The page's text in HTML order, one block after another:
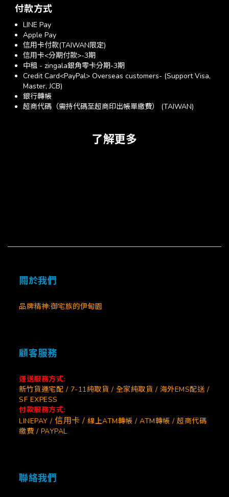
付款方式
LINE Pay
Apple Pay
信用卡付款(TAIWAN限定)
信用卡<分期付款>-3期
中租 - zingala銀角零卡分期-3期
Credit Card<PayPal> Overseas customers- (Support Visa,
Master, JCB)
銀行轉帳
超商代碼（需持代碼至超商印出帳單繳費） (TAIWAN)
了解更多
關於我們
品牌精神:御宅族的伊甸園
顧客服務
運送服務方式:
新竹貨運宅配 / 7-11純取貨 / 全家純取貨 / 海外EMS配送 /
SF EXPESS
付款服務方式:
LINEPAY / 信用卡 / 線上ATM轉帳 / ATM轉帳 / 超商代碼
繳費 / PAYPAL
聯絡我們